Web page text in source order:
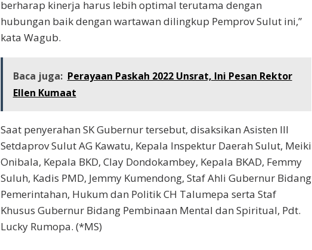
berharap kinerja harus lebih optimal terutama dengan
hubungan baik dengan wartawan dilingkup Pemprov Sulut ini,”
kata Wagub.
Baca juga: Perayaan Paskah 2022 Unsrat, Ini Pesan Rektor
Ellen Kumaat
Saat penyerahan SK Gubernur tersebut, disaksikan Asisten III
Setdaprov Sulut AG Kawatu, Kepala Inspektur Daerah Sulut, Meiki
Onibala, Kepala BKD, Clay Dondokambey, Kepala BKAD, Femmy
Suluh, Kadis PMD, Jemmy Kumendong, Staf Ahli Gubernur Bidang
Pemerintahan, Hukum dan Politik CH Talumepa serta Staf
Khusus Gubernur Bidang Pembinaan Mental dan Spiritual, Pdt.
Lucky Rumopa. (*MS)